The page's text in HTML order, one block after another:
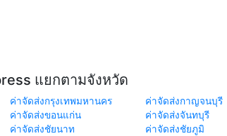
แยกตามจังหวัด
ค่าจัดส่งกรุงเทพมหานคร ค่าจัดส่งกาญจนบุรี
ค่าจัดส่งขอนแก่น ค่าจัดส่งจันทบุรี
ค่าจัดส่งชัยนาท ค่าจัดส่งชัยภูมิ